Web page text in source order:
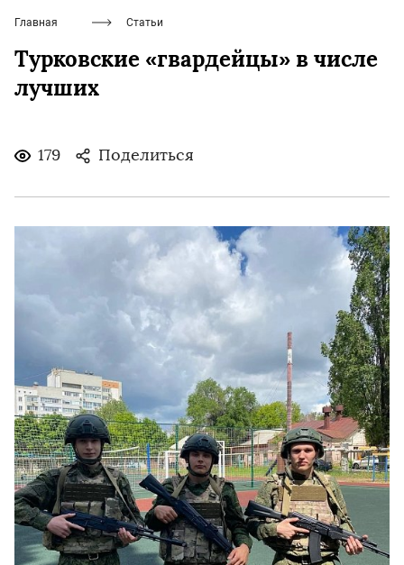
Главная Статьи
Турковские «гвардейцы» в числе
лучших
179 Поделиться